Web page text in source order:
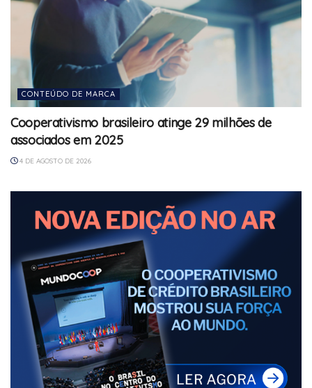
CONTEÚDO DE MARCA
Cooperativismo brasileiro atinge 29 milhões de
associados em 2025
4 DE AGOSTO DE 2026